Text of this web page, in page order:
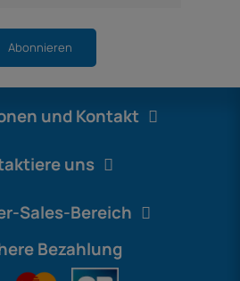
Abonnieren
und Kontakt
uns
Sales-Bereich
Bezahlung